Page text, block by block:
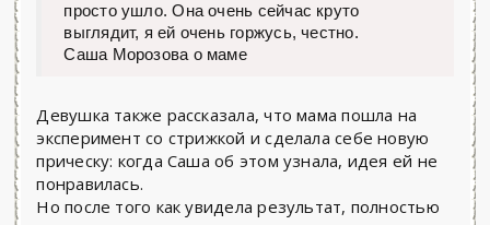
просто ушло. Она очень сейчас круто
выглядит, я ей очень горжусь, честно.
Саша Морозова о маме
Девушка также рассказала, что мама пошла на
эксперимент со стрижкой и сделала себе новую
прическу: когда Саша об этом узнала, идея ей не
понравилась.
Но после того как увидела результат, полностью